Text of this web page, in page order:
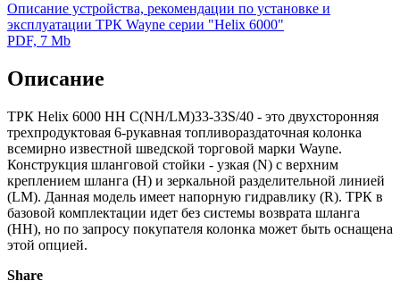
Описание устройства, рекомендации по установке и
эксплуатации ТРК Wayne серии "Helix 6000"
PDF, 7 Mb
Описание
ТРК Helix 6000 HH C(NH/LM)33-33S/40 - это двухсторонняя
трехпродуктовая 6-рукавная топливораздаточная колонка
всемирно известной шведской торговой марки Wayne.
Конструкция шланговой стойки - узкая (N) с верхним
креплением шланга (H) и зеркальной разделительной линией
(LM). Данная модель имеет напорную гидравлику (R). ТРК в
базовой комплектации идет без системы возврата шланга
(HH), но по запросу покупателя колонка может быть оснащена
этой опцией.
Share